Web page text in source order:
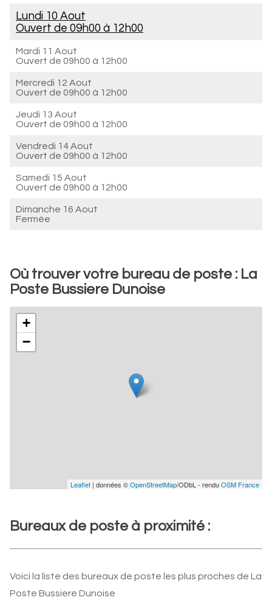
Lundi 10 Aout
Ouvert de 09h00 à 12h00
Mardi 11 Aout
Ouvert de 09h00 à 12h00
Mercredi 12 Aout
Ouvert de 09h00 à 12h00
Jeudi 13 Aout
Ouvert de 09h00 à 12h00
Vendredi 14 Aout
Ouvert de 09h00 à 12h00
Samedi 15 Aout
Ouvert de 09h00 à 12h00
Dimanche 16 Aout
Fermée
Où trouver votre bureau de poste : La
Poste Bussiere Dunoise
+
−
Leaflet | données ©OpenStreetMap/ODbL - renduOSM France
Bureaux de poste à proximité :
Voici la liste des bureaux de poste les plus proches de La
Poste Bussiere Dunoise